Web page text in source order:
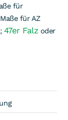
für
für AZ
; 47er Falz oder